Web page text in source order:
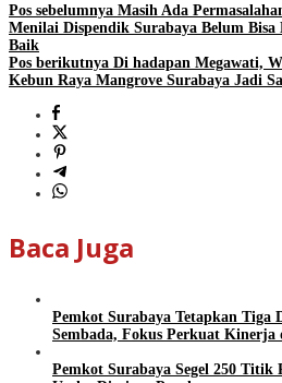
Pos sebelumnya Masih Ada
Menilai Dispendik Surabaya Belum Bisa
Baik
Pos berikutnya Di hadapan Megawati,
Kebun Raya Mangrove Surabaya Jadi
Baca Juga
Pemkot Surabaya Tetapkan Tiga
Sembada, Fokus Perkuat
Pemkot Surabaya Segel 250